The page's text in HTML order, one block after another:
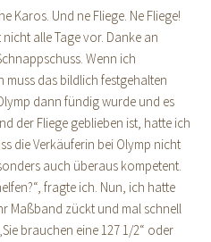
Karos. Und ne Fliege. Ne Fliege!
alle Tage vor. Danke an
Wenn ich
das bildlich festgehalten
dann fündig wurde und es
der Fliege geblieben ist, hatte ich
die Verkäuferin bei Olymp nicht
auch überaus kompetent.
fragte ich. Nun, ich hatte
Maßband zückt und mal schnell
brauchen eine 127 1/2“ oder